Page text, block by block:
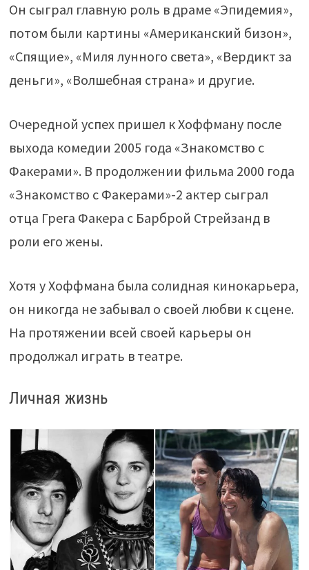
Он сыграл главную роль в драме «Эпидемия»,
потом были картины «Американский бизон»,
«Спящие», «Миля лунного света», «Вердикт за
деньги», «Волшебная страна» и другие.
Очередной успех пришел к Хоффману после
выхода комедии 2005 года «Знакомство с
Факерами». В продолжении фильма 2000 года
«Знакомство с Факерами»-2 актер сыграл
отца Грега Факера с Барброй Стрейзанд в
роли его жены.
Хотя у Хоффмана была солидная кинокарьера,
он никогда не забывал о своей любви к сцене.
На протяжении всей своей карьеры он
продолжал играть в театре.
Личная жизнь